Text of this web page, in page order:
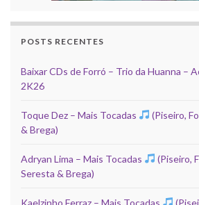
POSTS RECENTES
Baixar CDs de Forró – Trio da Huanna –
2K26
Toque Dez – Mais Tocadas
(Piseiro,
& Brega)
Adryan Lima – Mais Tocadas
(Piseiro,
Seresta & Brega)
Kaelzinho Ferraz – Mais Tocadas